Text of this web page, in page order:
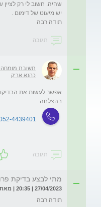
שהיה. חשוב לי רק לציין
תודה רבה
תגובה
תשובת
כהנא אריק
בהצלחה
4439401
תגובה
מתי לבצע בדיקת
27/04/2023 | 20:35 | מאת: איריס
תודה רבה